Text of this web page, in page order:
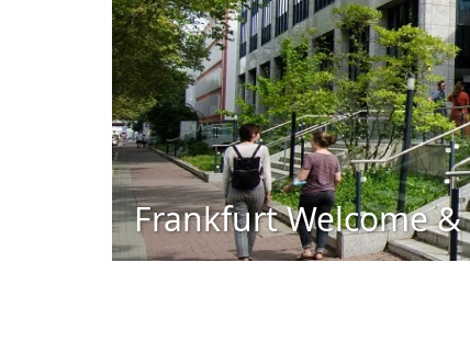
Frankfurt Welcome